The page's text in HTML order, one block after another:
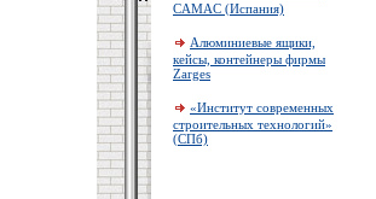
CAMAC (Испания)
Алюминиевые ящики,
кейсы, контейнеры фирмы
Zarges
«Институт современных
строительных технологий»
(СПб)